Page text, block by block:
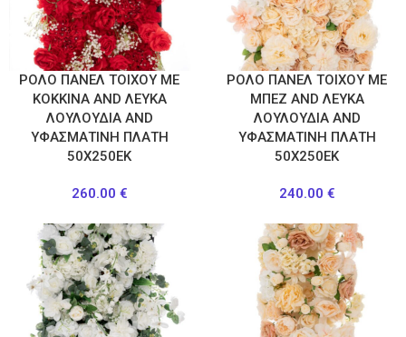
ΡΟΛΟ ΠΑΝΕΛ ΤΟΙΧΟΥ ΜΕ
ΚΟΚΚΙΝΑ AND ΛΕΥΚΑ
ΛΟΥΛΟΥΔΙΑ AND
ΥΦΑΣΜΑΤΙΝΗ ΠΛΑΤΗ
50Χ250ΕΚ
260.00 €
ΡΟΛΟ ΠΑΝΕΛ ΤΟΙΧΟΥ ΜΕ
ΜΠΕΖ AND ΛΕΥΚΑ
ΛΟΥΛΟΥΔΙΑ AND
ΥΦΑΣΜΑΤΙΝΗ ΠΛΑΤΗ
50Χ250ΕΚ
240.00 €